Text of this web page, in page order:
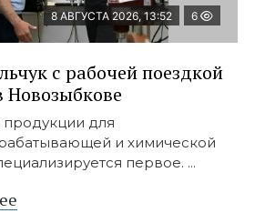
8 АВГУСТА 2026, 13:52 6
с рабочей поездкой
Новозыбкове
для
и химической
первое. ...